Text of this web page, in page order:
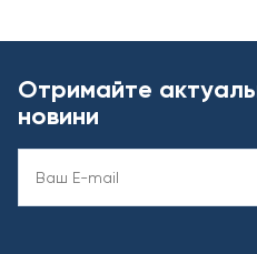
Отримайте
новини